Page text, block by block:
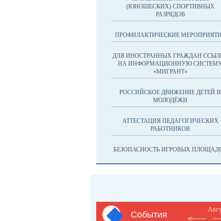
(ЮНОШЕСКИХ) СПОРТИВНЫХ
РАЗРЯДОВ
ПРОФИЛАКТИЧЕСКИЕ
ДЛЯ ИНОСТРАННЫХ ГРАЖДАН
НА ИНФОРМАЦИОННУЮ
«МИГРАНТ»
РОССИЙСКОЕ ДВИЖЕНИЕ ДЕТЕЙ И
МОЛОДЁЖИ
АТТЕСТАЦИЯ ПЕДАГОГИЧЕСКИХ
РАБОТНИКОВ
БЕЗОПАСНОСТЬ ИГРОВЫХ
События